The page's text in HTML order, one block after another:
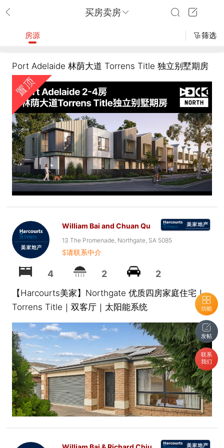
买房卖房
功能
发帖
联系
我们
房源 筛选
Port Adelaide 林荫大道 Torrens Title 独立别墅期房
William Bai and Chuan Qu
13 The Promenade, Northgate, SA 5085
$请联系中介
4 2 2
【Harcourts美家】Northgate 优质四房家庭住宅｜
Torrens Title｜双客厅｜太阳能系统